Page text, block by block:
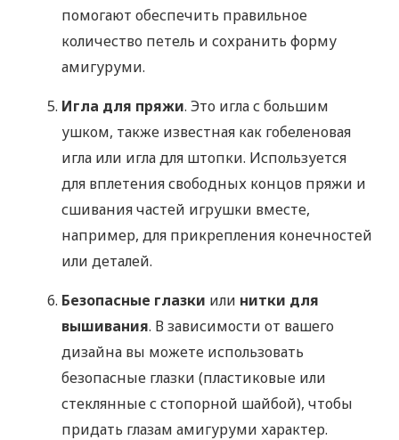
помогают обеспечить правильное
количество петель и сохранить форму
амигуруми.
Игла для пряжи. Это игла с большим
ушком, также известная как гобеленовая
игла или игла для штопки. Используется
для вплетения свободных концов пряжи и
сшивания частей игрушки вместе,
например, для прикрепления конечностей
или деталей.
Безопасные глазки или нитки для
вышивания. В зависимости от вашего
дизайна вы можете использовать
безопасные глазки (пластиковые или
стеклянные с стопорной шайбой), чтобы
придать глазам амигуруми характер.